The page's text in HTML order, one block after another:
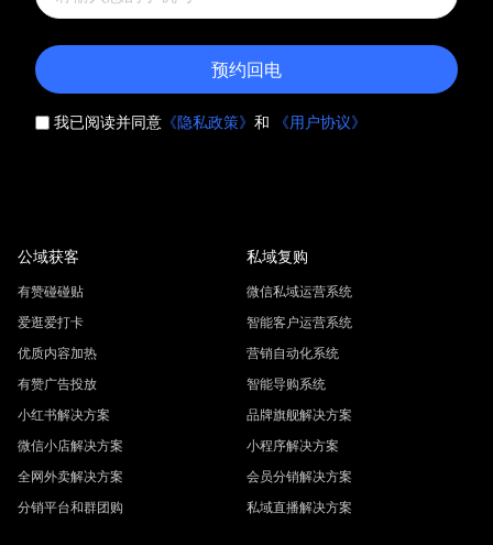
预约回电
我已阅读并同意 《隐私政策》 和 《用户协议》
公域获客
有赞碰碰贴
爱逛爱打卡
优质内容加热
有赞广告投放
小红书解决方案
微信小店解决方案
全网外卖解决方案
分销平台和群团购
私域复购
微信私域运营系统
智能客户运营系统
营销自动化系统
智能导购系统
品牌旗舰解决方案
小程序解决方案
会员分销解决方案
私域直播解决方案